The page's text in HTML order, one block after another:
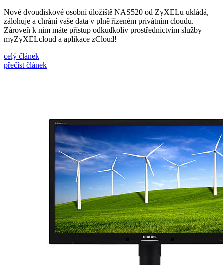
Nové dvoudiskové osobní úložiště NAS520 od ZyXELu ukládá,
zálohuje a chrání vaše data v plně řízeném privátním cloudu.
Zároveň k nim máte přístup odkudkoliv prostřednictvím služby
myZyXELcloud a aplikace zCloud!
celý článek
přečíst článek